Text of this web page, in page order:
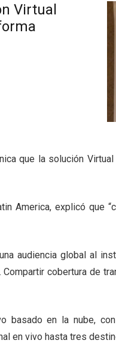
Virtual
que la solución
America, explicó que
audiencia global al
cobertura de
basado en la nube,
en vivo hasta tres